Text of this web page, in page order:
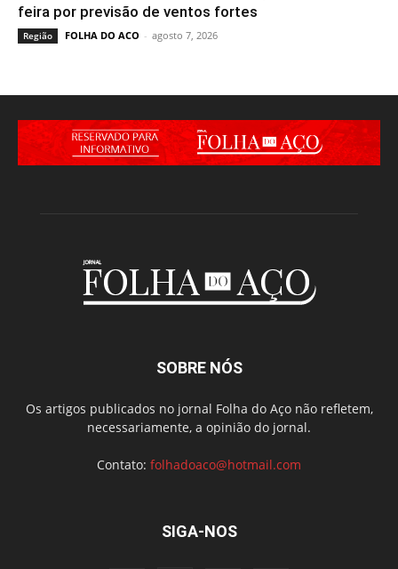
feira por previsão de ventos fortes
Região FOLHA DO ACO - agosto 7, 2026
SOBRE NÓS
Os artigos publicados no jornal Folha do Aço não refletem,
necessariamente, a opinião do jornal.
Contato: folhadoaco@hotmail.com
SIGA-NOS